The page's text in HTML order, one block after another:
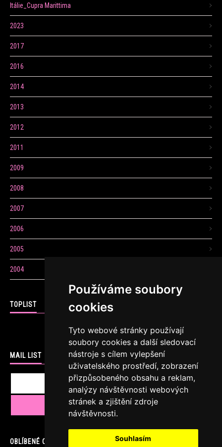
Používáme soubory
cookies
Tyto webové stránky používají
soubory cookies a další sledovací
nástroje s cílem vylepšení
uživatelského prostředí, zobrazení
přizpůsobeného obsahu a reklam,
analýzy návštěvnosti webových
stránek a zjištění zdroje
návštěvnosti.
Souhlasím
Itálie_Cupra Marittima
2023
2017
2016
2014
2013
2012
2011
2009
2008
2007
2006
2005
2004
TOPLIST
MAIL LIST
OBLÍBENÉ ODKAZY